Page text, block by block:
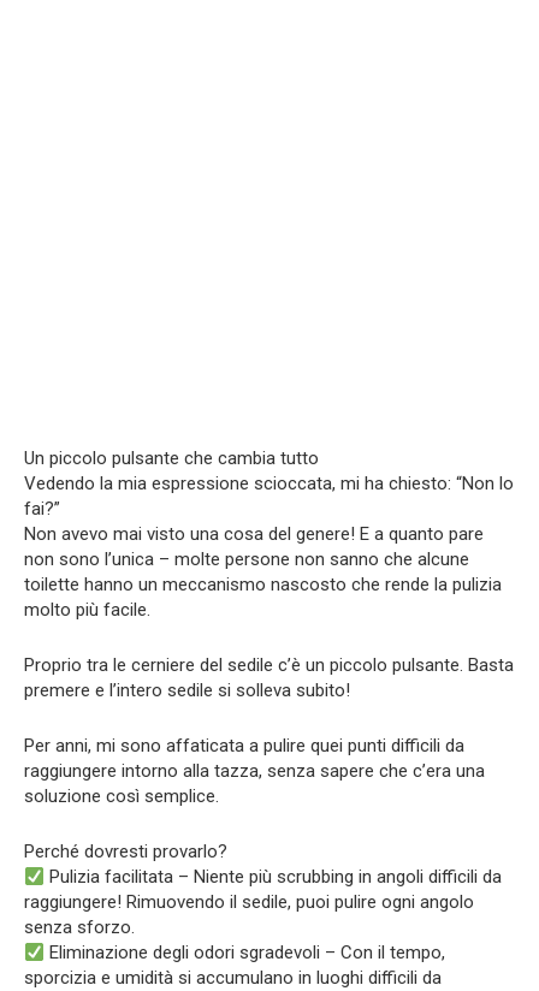
Un piccolo pulsante che cambia tutto
Vedendo la mia espressione scioccata, mi ha chiesto: “Non lo
fai?”
Non avevo mai visto una cosa del genere! E a quanto pare
non sono l’unica – molte persone non sanno che alcune
toilette hanno un meccanismo nascosto che rende la pulizia
molto più facile.
Proprio tra le cerniere del sedile c’è un piccolo pulsante. Basta
premere e l’intero sedile si solleva subito!
Per anni, mi sono affaticata a pulire quei punti difficili da
raggiungere intorno alla tazza, senza sapere che c’era una
soluzione così semplice.
Perché dovresti provarlo?
Pulizia facilitata – Niente più scrubbing in angoli difficili da
raggiungere! Rimuovendo il sedile, puoi pulire ogni angolo
senza sforzo.
Eliminazione degli odori sgradevoli – Con il tempo,
sporcizia e umidità si accumulano in luoghi difficili da